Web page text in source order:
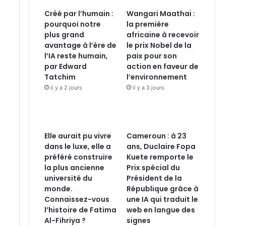
Créé par l’humain :
pourquoi notre
plus grand
avantage à l’ère de
l’IA reste humain,
par Edward
Tatchim
il y a 2 jours
Wangari Maathai :
la première
africaine à recevoir
le prix Nobel de la
paix pour son
action en faveur de
l’environnement
il y a 3 jours
Elle aurait pu vivre
dans le luxe, elle a
préféré construire
la plus ancienne
université du
monde.
Connaissez-vous
l’histoire de Fatima
Al-Fihriya ?
Cameroun : à 23
ans, Duclaire Fopa
Kuete remporte le
Prix spécial du
Président de la
République grâce à
une IA qui traduit le
web en langue des
signes